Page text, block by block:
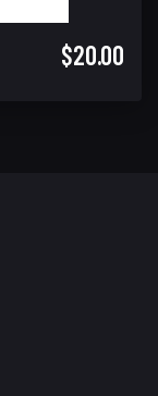
$20.00